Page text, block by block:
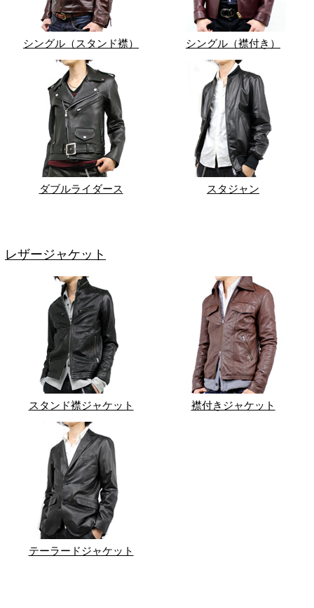
シングル（スタンド襟） シングル（襟付き）
ダブルライダース スタジャン
レザージャケット
スタンド襟ジャケット 襟付きジャケット
テーラードジャケット